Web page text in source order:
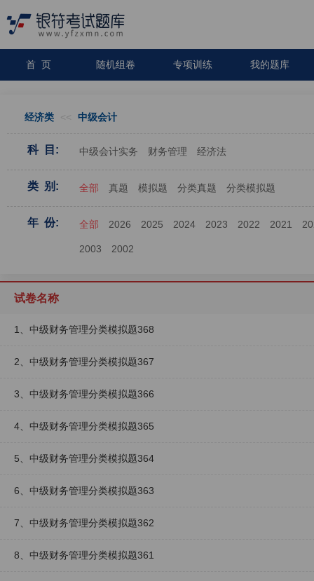
首 页 随机组卷 专项训练 我的题库
经济类 << 中级会计
科 目: 中级会计实务 财务管理 经济法
类 别: 全部 真题 模拟题 分类真题 分类模拟题
年 份: 全部 2026 2025 2024 2023 2022 2021
2003 2002
试卷名称
1、中级财务管理分类模拟题368
2、中级财务管理分类模拟题367
3、中级财务管理分类模拟题366
4、中级财务管理分类模拟题365
5、中级财务管理分类模拟题364
6、中级财务管理分类模拟题363
7、中级财务管理分类模拟题362
8、中级财务管理分类模拟题361